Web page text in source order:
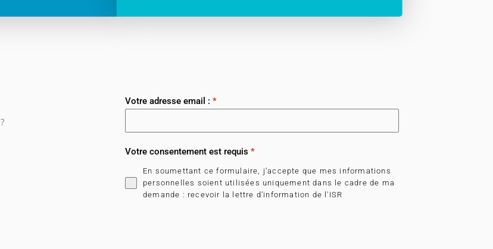
Votre adresse email : *
Votre consentement est requis *
En soumettant ce formulaire, j’accepte que mes informations
personnelles soient utilisées uniquement dans le cadre de ma
demande : recevoir la lettre d’information de l'ISR